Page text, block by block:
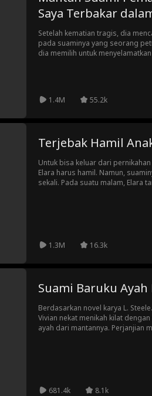
Saya Terbakar
Setelah kematian tragis, dia
pada suaminya yang seorang
dia memilih untuk
1.4M 55.2k
Terjebak Hamil
Untuk bisa keluar dari
Elara harus hamil. Namun,
sekali. Pada suatu malam, Elara
1.3M 16.3k
Suami Baruku
Berdasarkan novel karya L.
Vivian nekat menikah kilat
ayah dari mantannya. Perjanjian
merendahkannya, sementara
melindunginya. Lambat laun,
681.4k 8.1k